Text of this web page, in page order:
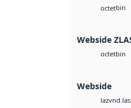
octetbin
Webside
octetbin
Webside
laz